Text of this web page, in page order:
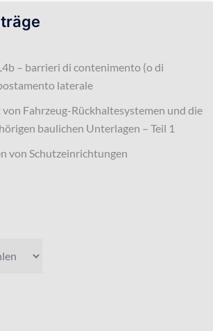
– barrieri di contenimento (o di
laterale
Fahrzeug-Rückhaltesystemen und die
baulichen Unterlagen – Teil 1
von Schutzeinrichtungen